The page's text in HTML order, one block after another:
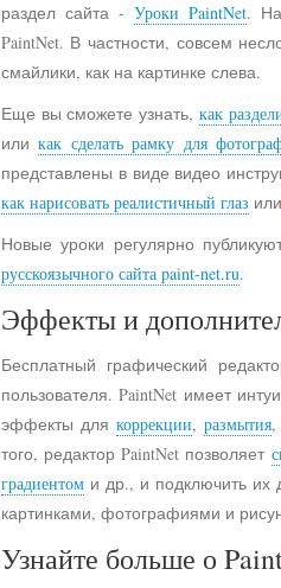
раздел сайта -Уроки PaintNet.
PaintNet. В частности, совсем
смайлики, как на картинке слева.
Еще вы сможете узнать,как
иликак сделать рамку для
представлены в виде видео
как нарисовать реалистичный глаз или
Новые уроки регулярно
русскоязычного сайта paint-net.ru.
Эффекты и
Бесплатный графический
пользователя. PaintNet имеет
эффекты длякоррекции,размытия,
того, редактор PaintNet позволяет
градиентоми др., и подключить их
картинками, фотографиями и
Узнайте больше о